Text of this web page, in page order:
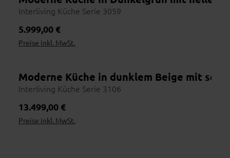
Interliving Küche Serie 3059
Regulärer Preis:
5.999,00 €
Preise inkl. MwSt.
Moderne Küche in dunklem Beige mit
Interliving Küche Serie 3106
Regulärer Preis:
13.499,00 €
Preise inkl. MwSt.